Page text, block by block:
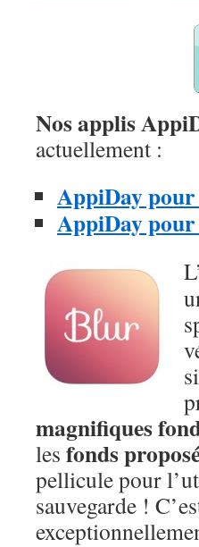
Nos applis
actuellement :
AppiDay
AppiDay
magnifiques
les fonds
pellicule pour
sauvegarde !